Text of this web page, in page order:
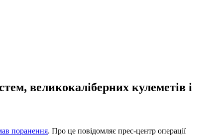
великокаліберних кулеметів і
поранення. Про це повідомляє прес-центр операції